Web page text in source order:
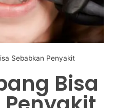
Sebabkan Penyakit
Bisa